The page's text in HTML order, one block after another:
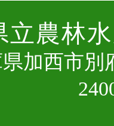
⽴農林
県加⻄市